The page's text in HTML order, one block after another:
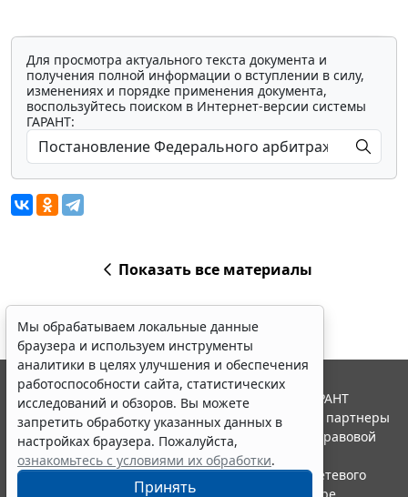
Для просмотра актуального текста документа и
получения полной информации о вступлении в силу,
изменениях и порядке применения документа,
воспользуйтесь поиском в Интернет-версии системы
ГАРАНТ:
Показать все материалы
Мы обрабатываем локальные данные
браузера и используем инструменты
аналитики в целях улучшения и обеспечения
работоспособности сайта, статистических
исследований и обзоров. Вы можете
запретить обработку указанных данных в
настройках браузера. Пожалуйста,
ознакомьтесь с условиями их обработки.
Принять
© ООО "НПП "ГАРАНТ-СЕРВИС", 2026. Система ГАРАНТ
выпускается с 1990 года. Компания "Гарант" и ее партнеры
являются участниками Российской ассоциации правовой
информации ГАРАНТ.
Портал ГАРАНТ.РУ зарегистрирован в качестве сетевого